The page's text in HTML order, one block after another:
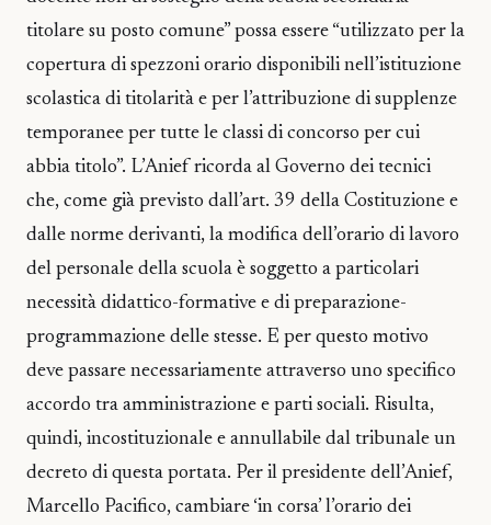
titolare su posto comune” possa essere “utilizzato per la
copertura di spezzoni orario disponibili nell’istituzione
scolastica di titolarità e per l’attribuzione di supplenze
temporanee per tutte le classi di concorso per cui
abbia titolo”. L’Anief ricorda al Governo dei tecnici
che, come già previsto dall’art. 39 della Costituzione e
dalle norme derivanti, la modifica dell’orario di lavoro
del personale della scuola è soggetto a particolari
necessità didattico-formative e di preparazione-
programmazione delle stesse. E per questo motivo
deve passare necessariamente attraverso uno specifico
accordo tra amministrazione e parti sociali. Risulta,
quindi, incostituzionale e annullabile dal tribunale un
decreto di questa portata. Per il presidente dell’Anief,
Marcello Pacifico, cambiare ‘in corsa’ l’orario dei